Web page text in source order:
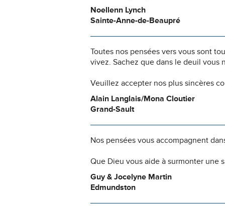
Noellenn Lynch
Sainte-Anne-de-Beaupré
Toutes nos pensées vers vous sont
vivez. Sachez que dans le deuil vous
Veuillez accepter nos plus sincères
Alain Langlais/Mona Cloutier
Grand-Sault
Nos pensées vous accompagnent
Que Dieu vous aide à surmonter une
Guy & Jocelyne Martin
Edmundston